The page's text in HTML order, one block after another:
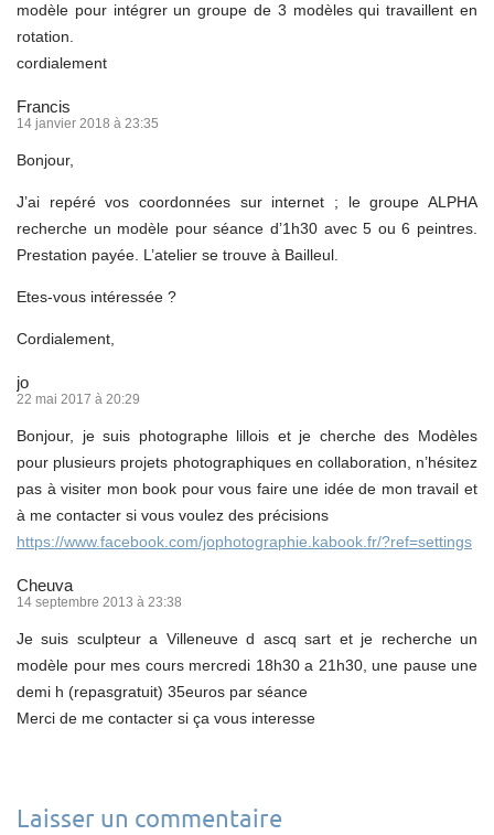
modèle pour intégrer un groupe de 3 modèles qui travaillent en
rotation.
cordialement
Francis
14 janvier 2018 à 23:35
Bonjour,
J’ai repéré vos coordonnées sur internet ; le groupe ALPHA
recherche un modèle pour séance d’1h30 avec 5 ou 6 peintres.
Prestation payée. L’atelier se trouve à Bailleul.
Etes-vous intéressée ?
Cordialement,
jo
22 mai 2017 à 20:29
Bonjour, je suis photographe lillois et je cherche des Modèles
pour plusieurs projets photographiques en collaboration, n’hésitez
pas à visiter mon book pour vous faire une idée de mon travail et
à me contacter si vous voulez des précisions
https://www.facebook.com/jophotographie.kabook.fr/?ref=settings
Cheuva
14 septembre 2013 à 23:38
Je suis sculpteur a Villeneuve d ascq sart et je recherche un
modèle pour mes cours mercredi 18h30 a 21h30, une pause une
demi h (repasgratuit) 35euros par séance
Merci de me contacter si ça vous interesse
Laisser un commentaire